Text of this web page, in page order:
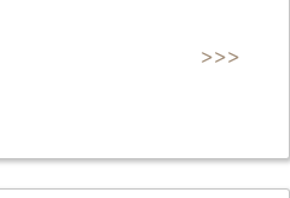
>>>